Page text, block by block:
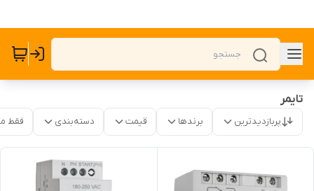
تایمر
پربازدیدترین برندها قیمت دسته‌بندی فقط